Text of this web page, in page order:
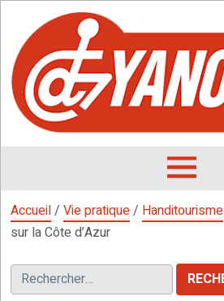
contenu
OUVRIR
MENU
Accueil/ Vie pratique/ Handitourisme
sur la Côte d’Azur
Rechercher :